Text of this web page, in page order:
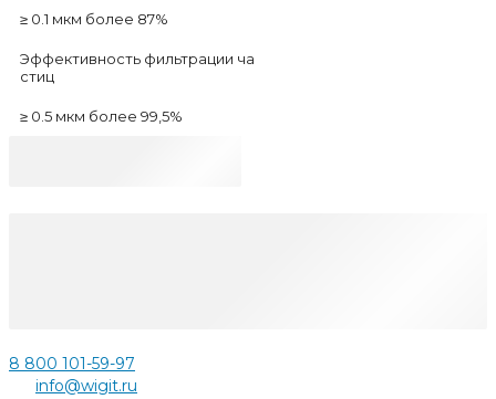
≥ 0.1 мкм более 87%
Эффективность фильтрации ча
стиц
≥ 0.5 мкм более 99,5%
8 800 101-59-97
info@wigit.ru